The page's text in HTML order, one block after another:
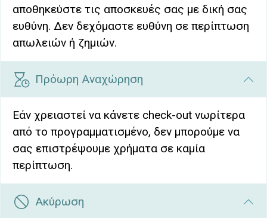
αποθηκεύστε τις αποσκευές σας με δική σας
ευθύνη. Δεν δεχόμαστε ευθύνη σε περίπτωση
απωλειών ή ζημιών.
Πρόωρη Αναχώρηση
Εάν χρειαστεί να κάνετε check-out νωρίτερα
από το προγραμματισμένο, δεν μπορούμε να
σας επιστρέψουμε χρήματα σε καμία
περίπτωση.
Ακύρωση